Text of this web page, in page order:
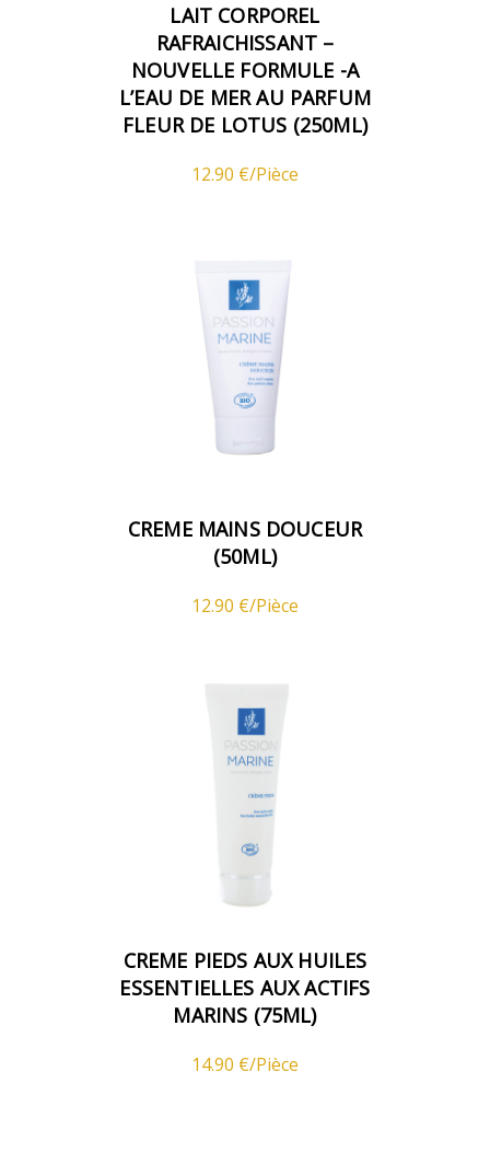
LAIT CORPOREL
RAFRAICHISSANT –
NOUVELLE FORMULE -A
L’EAU DE MER AU PARFUM
FLEUR DE LOTUS (250ML)
12.90 €/Pièce
CREME MAINS DOUCEUR
(50ML)
12.90 €/Pièce
CREME PIEDS AUX HUILES
ESSENTIELLES AUX ACTIFS
MARINS (75ML)
14.90 €/Pièce